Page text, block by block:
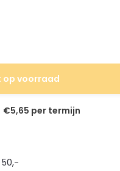
op voorraad
€5,65 per termijn